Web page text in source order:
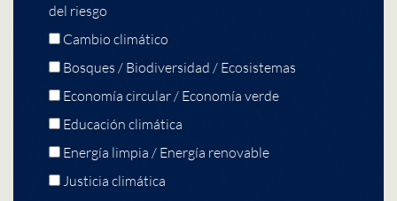
del riesgo
Cambio climático
Bosques / Biodiversidad / Ecosistemas
Economía circular / Economía verde
Educación climática
Energía limpia / Energía renovable
Justicia climática